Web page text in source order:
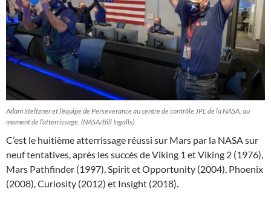
Adam Steltzner et l’équipe de Perseverance au centre de contrôle JPL de la NASA, au
moment de l’atterrissage. (NASA/Bill Ingalls)
C’est le huitième atterrissage réussi sur Mars par la NASA sur
neuf tentatives, après les succès de Viking 1 et Viking 2 (1976),
Mars Pathfinder (1997), Spirit et Opportunity (2004), Phoenix
(2008), Curiosity (2012) et Insight (2018).